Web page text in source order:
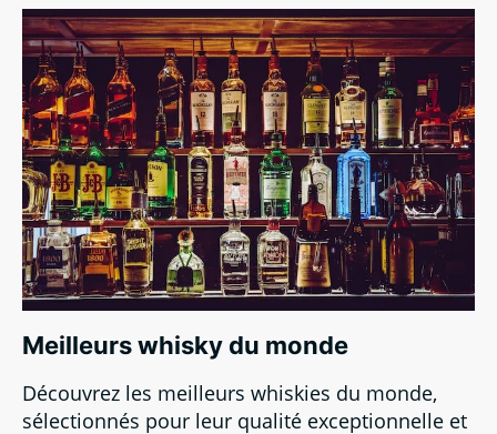
Meilleurs whisky du monde
Découvrez les meilleurs whiskies du monde,
sélectionnés pour leur qualité exceptionnelle et